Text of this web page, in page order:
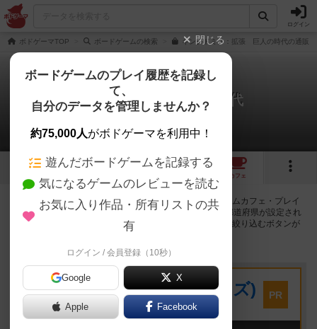
ログイン
ボドゲーマTOP ボードゲームの検索 キングドミノ：拡張 巨人の時代の通販/
キングドミノ：巨人の時代
37店のカフェ/スペースが提供中
4 4
カフェ
キングドミノ：巨人の時代で遊ぶことができるボードゲームカフェ・プレイ
スペースが37店登録されています。公開プロフィールの都道府県が設定され
たアカウントでログインすると、同じ都道府県内の店舗に絞り込むボタンが
プレイスペース
キウイ！(旧:キウイゲームズ)
大阪府大阪市中央区森ノ宮中央2-8-2 永田中央ビル2階
PR
閉じる
ボードゲームのプレイ履歴を記録し
て、
自分のデータを管理しませんか？
約75,000人がボドゲーマを利用中！
遊んだボードゲームを記録する
気になるゲームのレビューを読む
お気に入り作品・所有リストの共
有
ログイン / 会員登録（10秒）
Google X
Apple Facebook